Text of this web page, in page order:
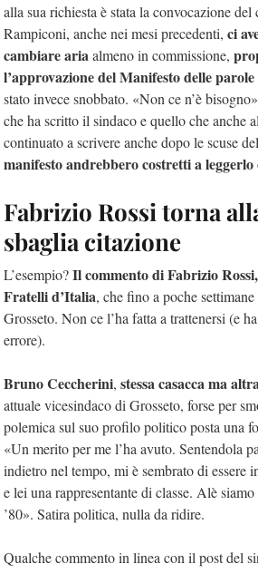
alla sua richiesta è stata la convocazione
Rampiconi, anche nei mesi precedenti, ci
cambiare ariaalmeno in commissione,
l’approvazione del Manifesto delle
stato invece snobbato. «Non ce n’è
che ha scritto il sindaco e quello che anche
continuato a scrivere anche dopo le scuse
manifesto andrebbero costretti a
Fabrizio Rossi torna
sbaglia citazione
L’esempio?Il commento di Fabrizio
Fratelli d’Italia, che fino a poche
Grosseto. Non ce l’ha fatta a trattenersi (e
errore).
Bruno Ceccherini, stessa casacca ma
attuale vicesindaco di Grosseto, forse per
polemica sul suo profilo politico posta una
«Un merito per me l’ha avuto. Sentendola
indietro nel tempo, mi è sembrato di essere
e lei una rappresentante di classe. Alè
’80». Satira politica, nulla da ridire.
Qualche commento in linea con il post del